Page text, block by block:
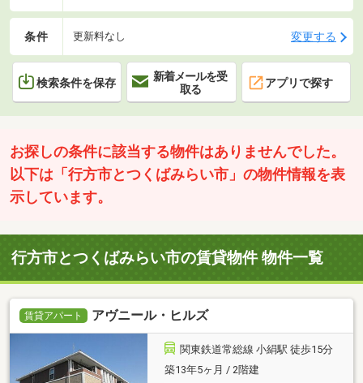
条件 更新料なし 変更する
検索条件を保存
新着メールを受
取る
アプリで探す
お探しの条件に該当する物件はありませんでした。
以下は「行方市とつくばみらい市」の物件情報を表
示しています。
行方市とつくばみらい市の賃貸物件 物件一覧
賃貸アパート アヴニール・ヒルズ
関東鉄道常総線 小絹駅 徒歩15分
築13年5ヶ月 / 2階建